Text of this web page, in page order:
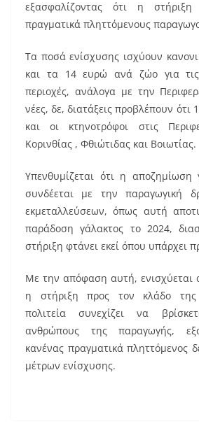
εξασφαλίζοντας ότι η στήριξη
πραγματικά πληττόμενους
Τα ποσά ενίσχυσης ισχύουν
και τα 14 ευρώ ανά ζώο για τις
περιοχές, ανάλογα με την
νέες, δε, διατάξεις προβλέπουν
και οι κτηνοτρόφοι στις
Κορινθίας , Φθιώτιδας και Βοιωτίας.
Υπενθυμίζεται ότι η αποζημίωση
συνδέεται με την παραγωγική
εκμεταλλεύσεων, όπως αυτή
παράδοση γάλακτος το 2024,
στήριξη φτάνει εκεί όπου υπάρχει
Με την απόφαση αυτή, ενισχύεται
η στήριξη προς τον κλάδο της
πολιτεία συνεχίζει να
ανθρώπους της παραγωγής,
κανένας πραγματικά πληττόμενος
μέτρων ενίσχυσης.